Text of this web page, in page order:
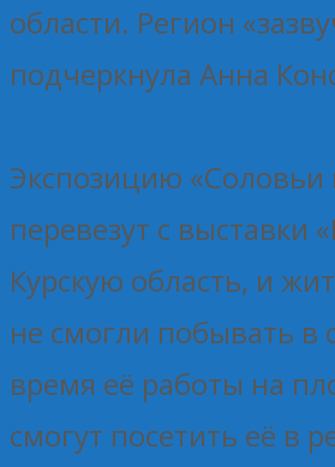
области. Регион
подчеркнула Анна
Экспозицию «Соловьи
перевезут с выставки
Курскую область, и
не смогли побывать в
время её работы на
смогут посетить её в